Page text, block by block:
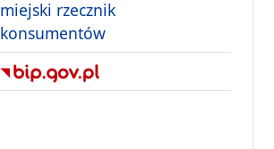
miejski rzecznik
konsumentów